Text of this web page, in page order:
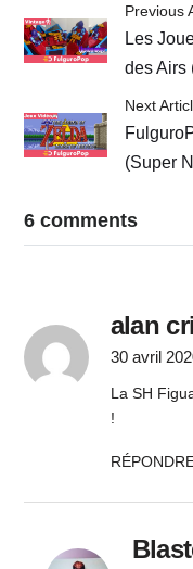
Previous
Les
des Airs
Next
(Super
6 comments
alan
30 avril
La SH
!